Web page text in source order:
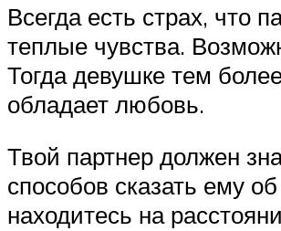
Всегда есть страх, что
теплые чувства.
Тогда девушке тем
обладает любовь.
Твой партнер должен
способов сказать ему
находитесь на